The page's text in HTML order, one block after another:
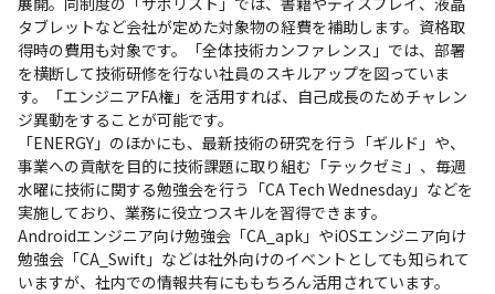
タブレットなど会社が定めた対象物の経費を補助します。資格取
得時の費用も対象です。「全体技術カンファレンス」では、部署
を横断して技術研修を行ない社員のスキルアップを図っていま
す。「エンジニアFA権」を活用すれば、自己成長のためチャレン
ジ異動をすることが可能です。
「ENERGY」のほかにも、最新技術の研究を行う「ギルド」や、
事業への貢献を目的に技術課題に取り組む「テックゼミ」、毎週
水曜に技術に関する勉強会を行う「CA Tech Wednesday」などを
実施しており、業務に役立つスキルを習得できます。
Androidエンジニア向け勉強会「CA_apk」やiOSエンジニア向け
勉強会「CA_Swift」などは社外向けのイベントとしても知られて
いますが、社内での情報共有にももちろん活用されています。